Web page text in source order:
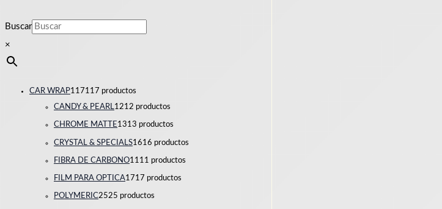
Buscar
×
CAR WRAP117117 productos
CANDY & PEARL1212 productos
CHROME MATTE1313 productos
CRYSTAL & SPECIALS1616 productos
FIBRA DE CARBONO1111 productos
FILM PARA OPTICA1717 productos
POLYMERIC2525 productos